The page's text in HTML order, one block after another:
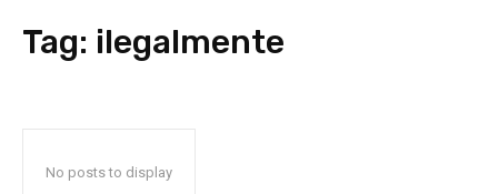
Tag: ilegalmente
No posts to display